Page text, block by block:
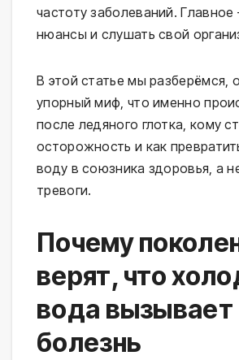
частоту заболеваний.
нюансы и слушать свой
В этой статье мы разберёмся,
упорный миф, что именно
после ледяного глотка, кому
осторожность и как
воду в союзника здоровья, а
тревоги.
Почему
верят, что
вода вызывает
болезнь